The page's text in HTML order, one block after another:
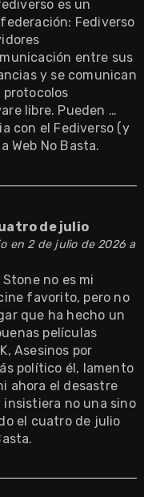
es un
Fediverso
entre sus
y se comunican
libre. Pueden …
con el Fediverso (y
Web No Basta.
de julio
en 2 de julio de 2026 a
no es mi
favorito, pero no
que ha hecho un
películas
Asesinos por
político él, lamento
ahora el desastre
insistiera no una sino
el cuatro de julio